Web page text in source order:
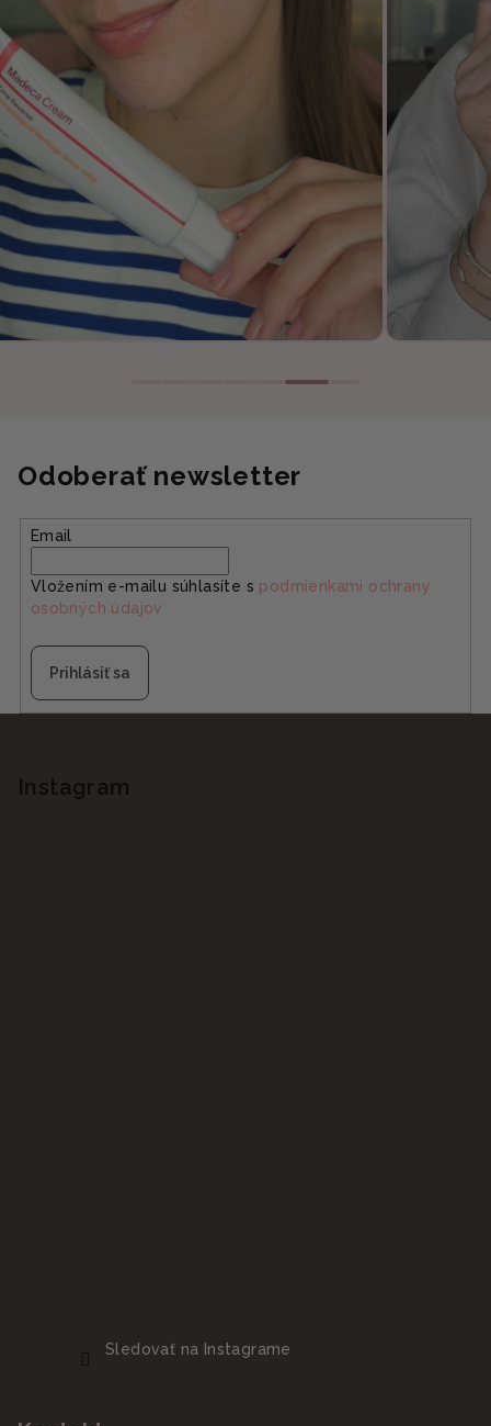
Odoberať newsletter
Email
Vložením e-mailu súhlasíte s podmienkami ochrany
osobných údajov
Prihlásiť sa
Instagram
Sledovať na Instagrame